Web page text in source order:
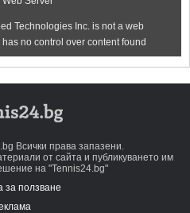
Всички права запазени.
от сайта и публикуването им
на "Tennis24.bg"
за ползване